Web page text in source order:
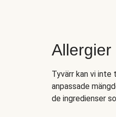
Allergier
Tyvärr kan vi inte
anpassade
de ingredienser